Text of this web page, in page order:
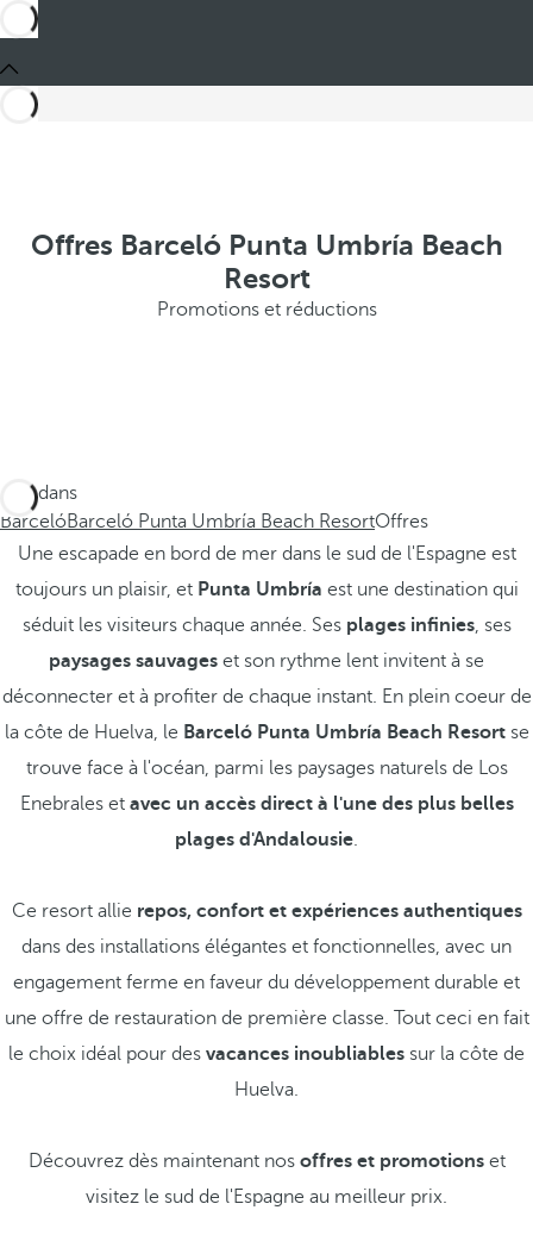
Offres Barceló Punta Umbría Beach
Resort
Promotions et réductions
Ces dans
BarcelóBarceló Punta Umbría Beach ResortOffres
Une escapade en bord de mer dans le sud de l'Espagne est
toujours un plaisir, et Punta Umbría est une destination qui
séduit les visiteurs chaque année. Ses plages infinies, ses
paysages sauvages et son rythme lent invitent à se
déconnecter et à profiter de chaque instant. En plein coeur de
la côte de Huelva, le Barceló Punta Umbría Beach Resortse
trouve face à l'océan, parmi les paysages naturels de Los
Enebrales et avec un accès direct à l'une des plus belles
plages d'Andalousie.
Ce resort allie repos, confort et expériences authentiques
dans des installations élégantes et fonctionnelles, avec un
engagement ferme en faveur du développement durable et
une offre de restauration de première classe. Tout ceci en fait
le choix idéal pour des vacances inoubliables sur la côte de
Huelva.
Découvrez dès maintenant nos offres et promotionset
visitez le sud de l'Espagne au meilleur prix.